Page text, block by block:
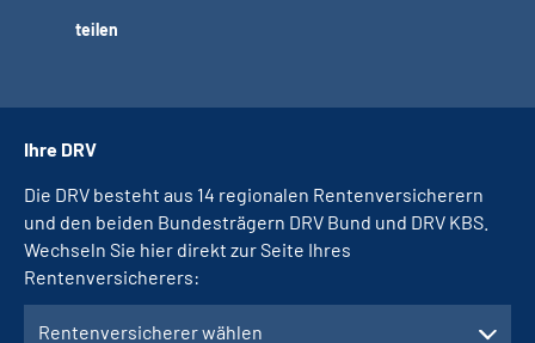
teilen
Ihre DRV
Die DRV besteht aus 14 regionalen Rentenversicherern
und den beiden Bundesträgern DRV Bund und DRV KBS.
Wechseln Sie hier direkt zur Seite Ihres
Rentenversicherers:
Rentenversicherer wählen